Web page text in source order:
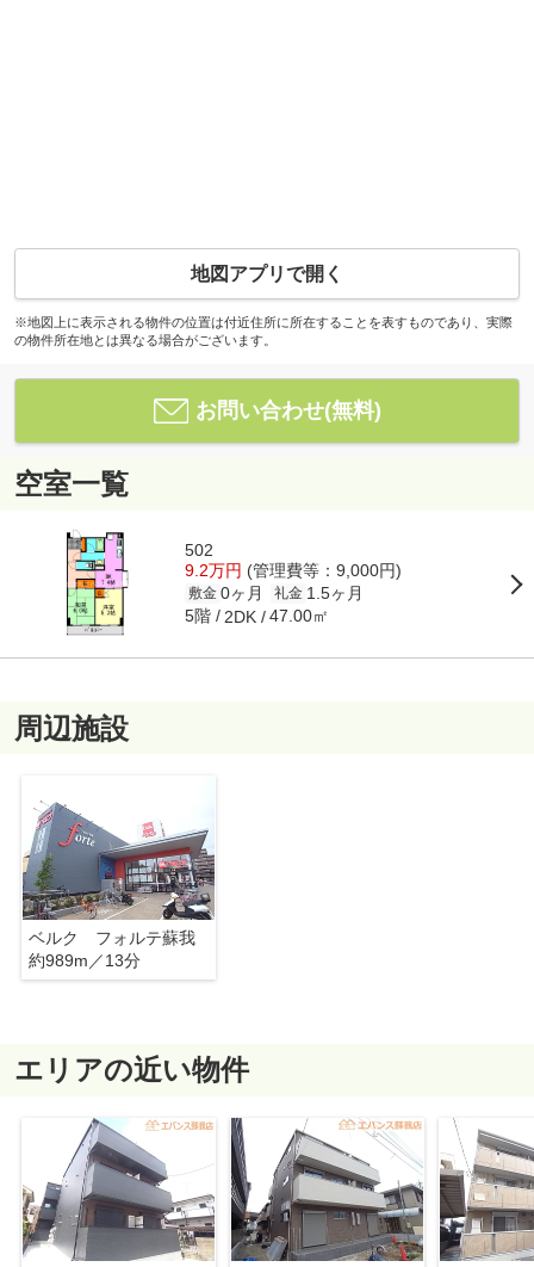
地図アプリで開く
※地図上に表示される物件の位置は付近住所に所在することを表すものであり、実際
の物件所在地とは異なる場合がございます。
お問い合わせ(無料)
空室一覧
502
9.2万円 (管理費等：9,000円)
敷金 0ヶ月 礼金 1.5ヶ月
5階 2DK 47.00㎡
周辺施設
ベルク フォルテ蘇我
約989m／13分
エリアの近い物件